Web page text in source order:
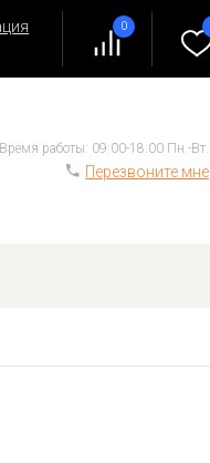
0
Время работы: 09:00-18:00 Пн.-Вт.
Перезвоните мне